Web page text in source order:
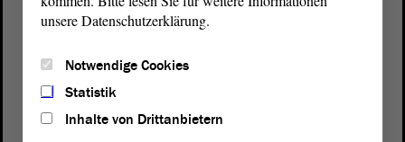
Postanschrift
unsere Datenschutzerklärung.
Notwendige Cookies
Statistik
Inhalte von Drittanbietern